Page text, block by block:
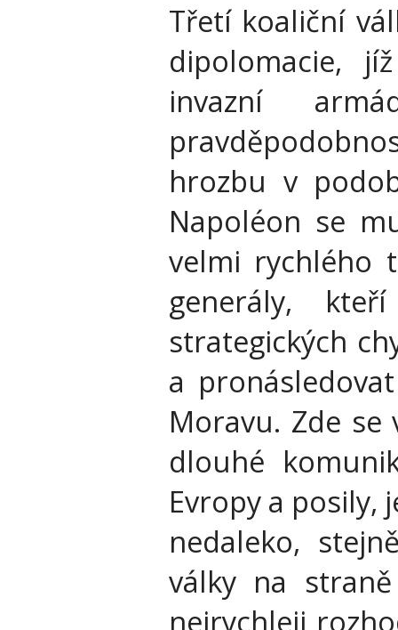
Třetí koaliční
dipolomacie,
invazní
hrozbu v
Napoléon se
velmi rychlého
generály,
strategických
a
Moravu. Zde
dlouhé
Evropy a posily,
nedaleko,
války na
nejrychleji